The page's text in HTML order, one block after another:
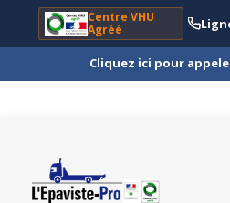
Centre VHU
Agréé
Cliquez ici pour appeler